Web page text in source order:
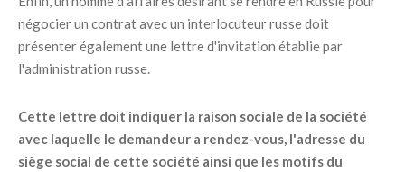
négocier un contrat avec un interlocuteur russe doit
présenter également une lettre d'invitation établie par
l'administration russe.
Cette lettre doit indiquer la raison sociale de la société
avec laquelle le demandeur a rendez-vous, l'adresse du
siège social de cette société ainsi que les motifs du